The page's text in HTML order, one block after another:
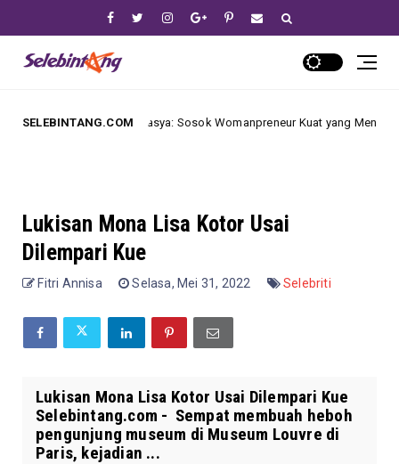
SELEBINTANG.COM
Tasya Farasya: Sosok Womanpreneur Kuat yang Mendefinisikan Ulang
Lukisan Mona Lisa Kotor Usai
Dilempari Kue
Fitri Annisa Selasa, Mei 31, 2022 Selebriti
Lukisan Mona Lisa Kotor Usai Dilempari Kue
Selebintang.com - Sempat membuah heboh
pengunjung museum di Museum Louvre di
Paris, kejadian ...